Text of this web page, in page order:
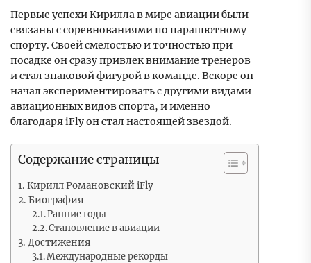
Первые успехи Кирилла в мире авиации были
связаны с соревнованиями по парашютному
спорту. Своей смелостью и точностью при
посадке он сразу привлек внимание тренеров
и стал знаковой фигурой в команде. Вскоре он
начал экспериментировать с другими видами
авиационных видов спорта, и именно
благодаря iFly он стал настоящей звездой.
Содержание страницы
Кирилл Романовский iFly
Биография
Ранние годы
Становление в авиации
Достижения
Международные рекорды